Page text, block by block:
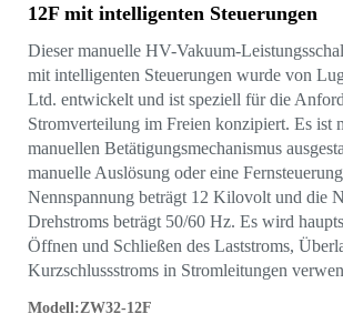
12F mit intelligenten Steuerungen
Dieser manuelle HV-Vakuum-
mit intelligenten Steuerungen wurde von
Ltd. entwickelt und ist speziell für die
Stromverteilung im Freien konzipiert. Es ist
manuellen Betätigungsmechanismus
manuelle Auslösung oder eine
Nennspannung beträgt 12 Kilovolt und die
Drehstroms beträgt 50/60 Hz. Es wird
Öffnen und Schließen des Laststroms,
Kurzschlussstroms in Stromleitungen
Modell:ZW32-12F